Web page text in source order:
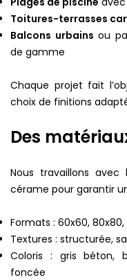
Toitures-terrasses
Balcons urbains ou
de gamme
Chaque projet fait
choix de finitions
Des
Nous travaillons avec
cérame pour garantir
Formats : 60x60, 80x80,
Textures : structurée,
Coloris : gris béton,
foncée